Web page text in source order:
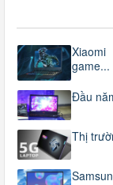
game...
Đầu
Thị